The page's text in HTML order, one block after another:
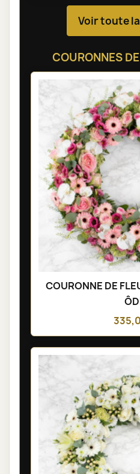
Voir toute
COURONNES
COURONNE DE